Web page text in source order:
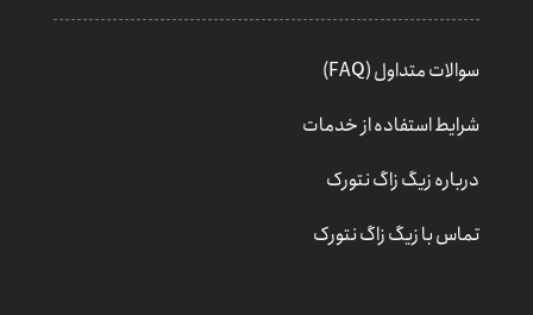
سوالات متداول (FAQ)
شرایط استفاده از خدمات
درباره زیگ زاگ نتورک
تماس با زیگ زاگ نتورک